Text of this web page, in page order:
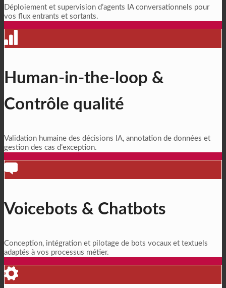
Déploiement et supervision d’agents IA conversationnels pour
vos flux entrants et sortants.
Human-in-the-loop &
Contrôle qualité
Validation humaine des décisions IA, annotation de données et
gestion des cas d’exception.
Voicebots & Chatbots
Conception, intégration et pilotage de bots vocaux et textuels
adaptés à vos processus métier.